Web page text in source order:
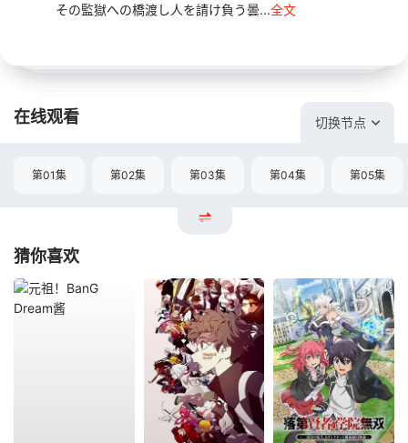
その監獄への橋渡し人を請け負う曇...全文
在线观看 切换节点
第01集 第02集 第03集 第04集 第05集
猜你喜欢